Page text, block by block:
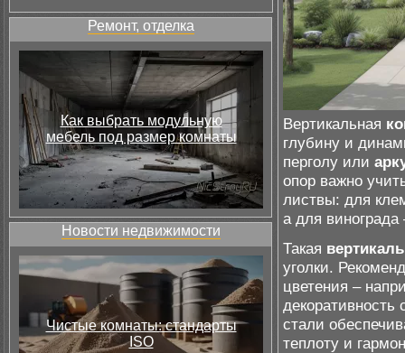
Ремонт, отделка
Как выбрать модульную
мебель под размер комнаты
Новости недвижимости
Чистые комнаты: стандарты
ISO
Вертикальная
глубину и
перголу или
опор важно
листвы: для
а для
Такая вертикаль
уголки.
цветения –
стали
теплоту и